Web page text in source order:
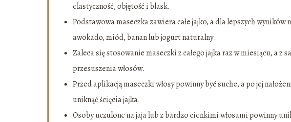
elastyczność, objętość i blask.
Podstawowa maseczka zawiera całe jajko, a dla lepszych wyników
awokado, miód, banan lub jogurt naturalny.
Zaleca się stosowanie maseczki z całego jajka raz w miesiącu, a z
przesuszenia włosów.
Przed aplikacją maseczki włosy powinny być suche, a po jej
uniknąć ścięcia jajka.
Osoby uczulone na jaja lub z bardzo cienkimi włosami powinny